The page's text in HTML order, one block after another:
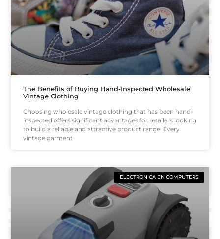
The Benefits of Buying Hand-Inspected Wholesale
Vintage Clothing
Choosing wholesale vintage clothing that has been hand-
inspected offers significant advantages for retailers looking
to build a reliable and attractive product range. Every
vintage garment
ELECTRONICA EN COMPUTERS